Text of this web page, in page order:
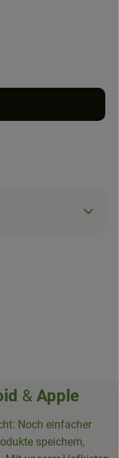
& Apple
Noch einfacher
speichern,